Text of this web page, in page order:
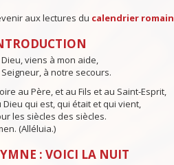
aux lectures du calendrier romain
viens à mon aide,
Seigneur, à notre secours.
au Père, et au Fils et au Saint-Esprit,
Dieu qui est, qui était et qui vient,
les siècles des siècles.
(Alléluia.)
: VOICI LA NUIT